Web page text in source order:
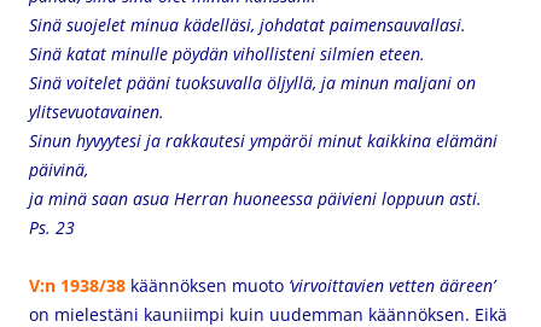
Sinä suojelet minua kädelläsi, johdatat paimensauvallasi.
Sinä katat minulle pöydän vihollisteni silmien eteen.
Sinä voitelet pääni tuoksuvalla öljyllä, ja minun maljani on
ylitsevuotavainen.
Sinun hyvyytesi ja rakkautesi ympäröi minut kaikkina elämäni
päivinä,
ja minä saan asua Herran huoneessa päivieni loppuun asti.
Ps. 23
V:n 1938/38 käännöksen muoto ’virvoittavien vetten ääreen’
on mielestäni kauniimpi kuin uudemman käännöksen. Eikä